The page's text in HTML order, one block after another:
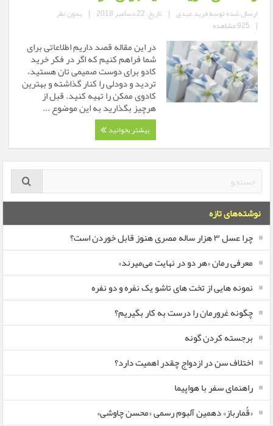
ارسال شده توسطفرید عبدی | تاریخ: 22 دسامبر 2018 | بدون نظر
| 925 مشاهده
در این مقاله قصد داریم اطلاعاتی برای
شما فراهم کنیم که اگر در فکر خرید
کادو برای دوست صمیمی تان هستید،
تردید و دودلی را کنار گذاشته و بهترین
کادوی ممکن را تهیه کنید. قبل از
هرچیز بگذارید به این موضوع ...
بیشتر بخوانید
نوشته‌های تازه
چرا عسل ۳ هزار ساله‌ مصری هنوز قابل خوردن است؟
معرفی رمان «هر دو در نهایت می‌میرند»
نمونه هایی از تخت های تاشو یک نفره و دو نفره
چگونه غرورمان را درست به کار بگیریم؟
برجسته کردن گونه
اختلاف سن در ازدواج چقدر اهمیت دارد؟
راهنمای سفر با هواپیما
«قُمارباز» دهمین آلبوم رسمی «محسن چاوشی»